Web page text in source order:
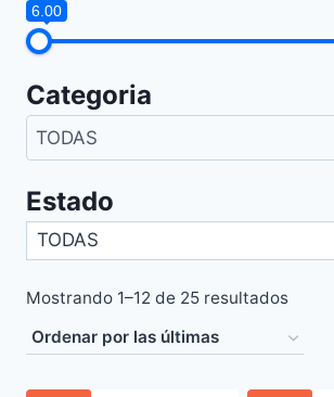
6.00
Categoria
TODAS
Estado
Mostrando 1–12 de 25 resultadosSorted
latest